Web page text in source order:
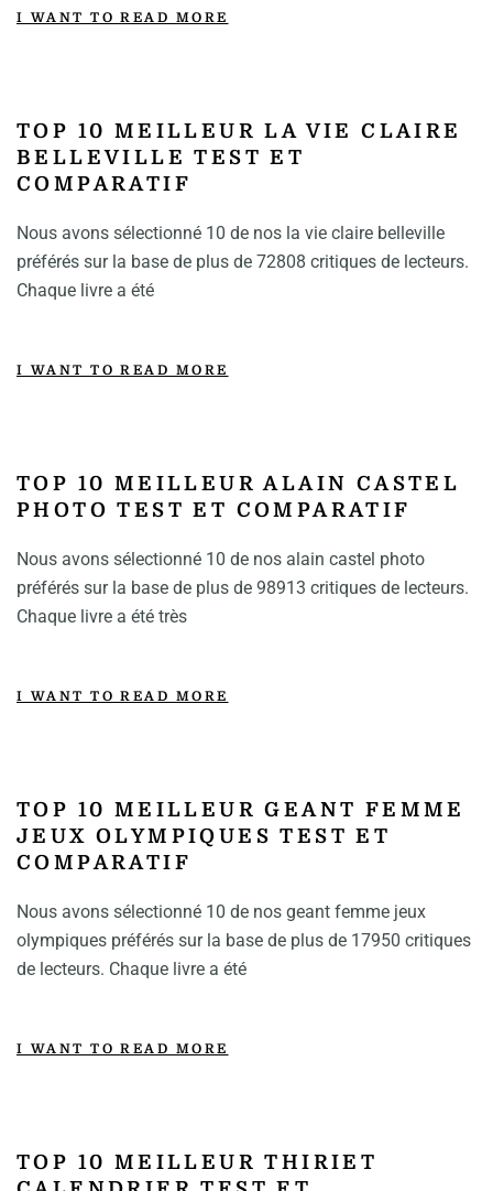
I WANT TO READ MORE
TOP 10 MEILLEUR LA VIE CLAIRE
BELLEVILLE TEST ET
COMPARATIF
Nous avons sélectionné 10 de nos la vie claire belleville
préférés sur la base de plus de 72808 critiques de lecteurs.
Chaque livre a été
I WANT TO READ MORE
TOP 10 MEILLEUR ALAIN CASTEL
PHOTO TEST ET COMPARATIF
Nous avons sélectionné 10 de nos alain castel photo
préférés sur la base de plus de 98913 critiques de lecteurs.
Chaque livre a été très
I WANT TO READ MORE
TOP 10 MEILLEUR GEANT FEMME
JEUX OLYMPIQUES TEST ET
COMPARATIF
Nous avons sélectionné 10 de nos geant femme jeux
olympiques préférés sur la base de plus de 17950 critiques
de lecteurs. Chaque livre a été
I WANT TO READ MORE
TOP 10 MEILLEUR THIRIET